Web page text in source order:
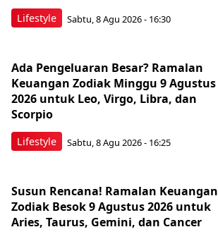
Lifestyle Sabtu, 8 Agu 2026 - 16:30
Lifestyle
Ada Pengeluaran Besar? Ramalan
Keuangan Zodiak Minggu 9 Agustus
2026 untuk Leo, Virgo, Libra, dan
Scorpio
Sabtu, 8 Agu 2026 - 16:25
Susun Rencana! Ramalan Keuangan
Zodiak Besok 9 Agustus 2026 untuk
Aries, Taurus, Gemini, dan Cancer